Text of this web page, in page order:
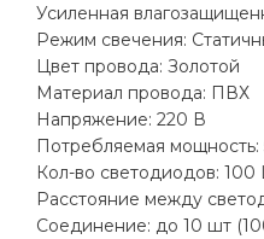
Усиленная
Режим свечения:
Цвет провода: Золотой
Материал провода: ПВХ
Напряжение: 220 В
Потребляемая мощность:
Кол-во светодиодов: 100
Расстояние между
Соединение: до 10 шт